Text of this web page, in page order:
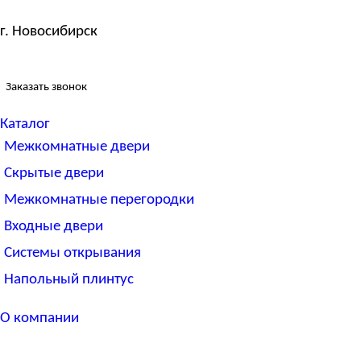
г. Новосибирск
Заказать звонок
Каталог
Межкомнатные двери
Скрытые двери
Межкомнатные перегородки
Входные двери
Системы открывания
Напольный плинтус
О компании